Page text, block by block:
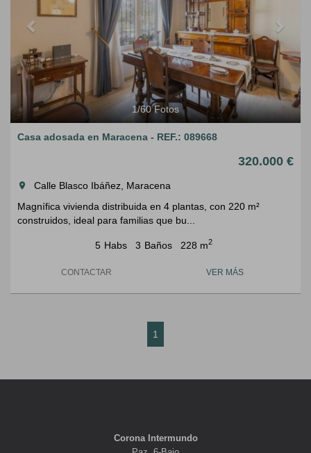
1/60Fotos
Casa adosada en Maracena - REF.: 089668
320.000 €
room
Calle Blasco Ibáñez, Maracena
Magnífica vivienda distribuida en 4 plantas, con 220 m²
construidos, ideal para familias que bu...
5 Habs 3 Baños 228 m2
CONTACTAR VER MÁS
1
Corona Intermundo